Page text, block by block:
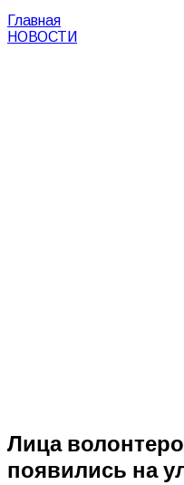
Главная
НОВОСТИ
Лица
появились на